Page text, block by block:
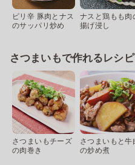
ピリ辛 豚肉とナス
のサッパリ炒め
ナスと鶏もも肉
揚げ浸し
さつまいもで作れるレシピ
さつまいもチーズ
の肉巻き
さつまいもと牛
の炒め煮